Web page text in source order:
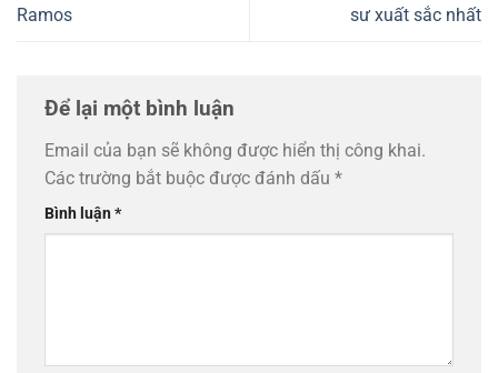
Ramos
sư xuất sắc nhất
Để lại một bình luận
Email của bạn sẽ không được hiển thị công khai.
Các trường bắt buộc được đánh dấu *
Bình luận*